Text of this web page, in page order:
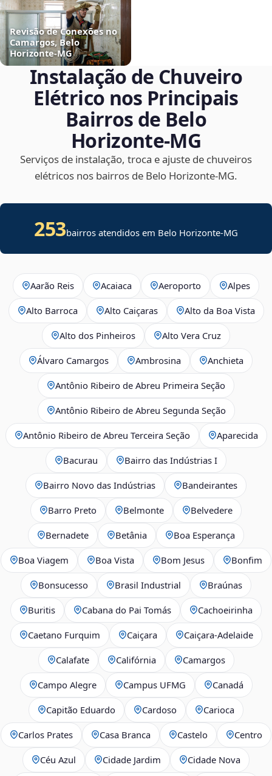
Revisão de Conexões no
Camargos, Belo
Horizonte‑MG
Instalação de Chuveiro
Elétrico nos Principais
Bairros de Belo
Horizonte‑MG
Serviços de instalação, troca e ajuste de chuveiros
elétricos nos bairros de Belo Horizonte‑MG.
253bairros atendidos em Belo Horizonte-MG
Aarão Reis Acaiaca Aeroporto Alpes
Alto Barroca Alto Caiçaras Alto da Boa Vista
Alto dos Pinheiros Alto Vera Cruz
Álvaro Camargos Ambrosina Anchieta
Antônio Ribeiro de Abreu Primeira Seção
Antônio Ribeiro de Abreu Segunda Seção
Antônio Ribeiro de Abreu Terceira Seção Aparecida
Bacurau Bairro das Indústrias I
Bairro Novo das Indústrias Bandeirantes
Barro Preto Belmonte Belvedere
Bernadete Betânia Boa Esperança
Boa Viagem Boa Vista Bom Jesus Bonfim
Bonsucesso Brasil Industrial Braúnas
Buritis Cabana do Pai Tomás Cachoeirinha
Caetano Furquim Caiçara Caiçara-Adelaide
Calafate Califórnia Camargos
Campo Alegre Campus UFMG Canadá
Capitão Eduardo Cardoso Carioca
Carlos Prates Casa Branca Castelo Centro
Céu Azul Cidade Jardim Cidade Nova